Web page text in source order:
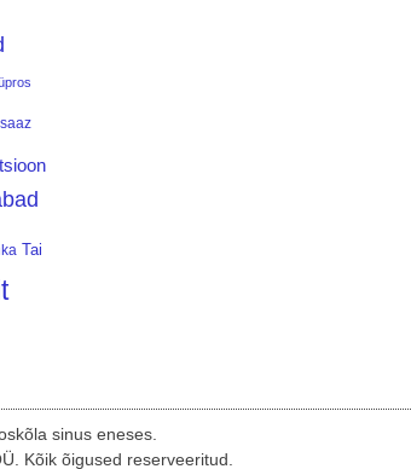
Tai
sinus eneses.
Kõik õigused reserveeritud.